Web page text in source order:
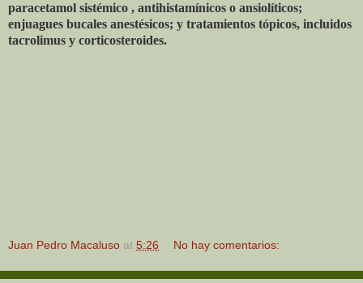
paracetamol sistémico , antihistamínicos o ansiolíticos;
enjuagues bucales anestésicos; y tratamientos tópicos, incluidos
tacrolimus y corticosteroides.
Juan Pedro Macaluso at 5:26 No hay comentarios: